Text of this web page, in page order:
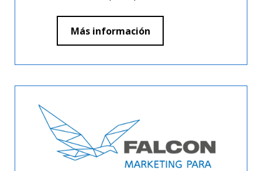
Más información